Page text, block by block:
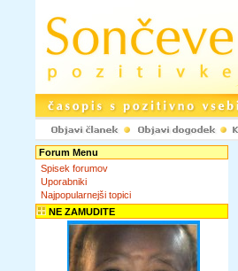
Forum Menu
Spisek forumov
Uporabniki
Najpopularnejši topici
NE ZAMUDITE